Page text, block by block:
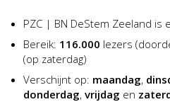
PZC | BN DeStem Zeeland is
Bereik: 116.000 lezers
(op zaterdag)
Verschijnt op: maandag,
donderdag, vrijdag en